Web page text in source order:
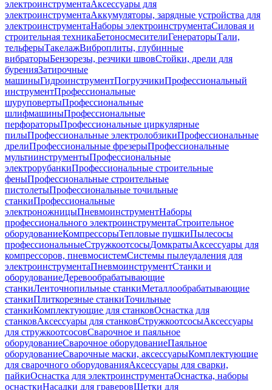
электроинструментаАксессуары для
электроинструментаАккумуляторы, зарядные устройства для
электроинструментаНаборы электроинструментаСиловая и
строительная техникаБетоносмесителиГенераторыТали,
тельферыТакелажВиброплиты, глубинные
вибраторыБензорезы, резчики швовСтойки, дрели для
буренияЗатирочные
машиныГидроинструментПогрузчикиПрофессиональный
инструментПрофессиональные
шуруповертыПрофессиональные
шлифмашиныПрофессиональные
перфораторыПрофессиональные циркулярные
пилыПрофессиональные электролобзикиПрофессиональные
дрелиПрофессиональные фрезерыПрофессиональные
мультиинструментыПрофессиональные
электрорубанкиПрофессиональные строительные
феныПрофессиональные строительные
пистолетыПрофессиональные точильные
станкиПрофессиональные
электроножницыПневмоинструментНаборы
профессионального электроинструментаСтроительное
оборудованиеКомпрессорыТепловые пушкиПылесосы
профессиональныеСтружкоотсосыДомкратыАксессуары для
компрессоров, пневмосистемСистемы пылеудаления для
электроинструментаПневмоинструментСтанки и
оборудованиеДеревообрабатывающие
станкиЛенточнопильные станкиМеталлообрабатывающие
станкиПлиткорезные станкиТочильные
станкиКомплектующие для станковОснастка для
станковАксессуары для станковСтружкоотсосыАксессуары
для стружкоотсосовСварочное и паяльное
оборудованиеСварочное оборудованиеПаяльное
оборудованиеСварочные маски, аксессуарыКомплектующие
для сварочного оборудованияАксессуары для сварки,
пайкиОснастка для электроинструментаОснастка, наборы
оснасткиНасадки для граверовЩетки для